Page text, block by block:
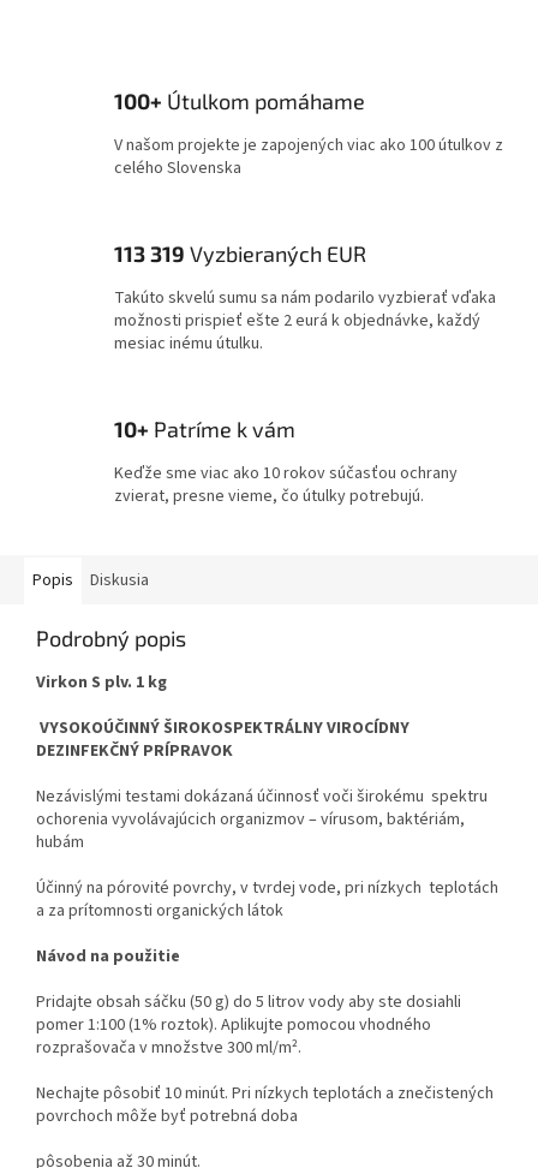
100+ Útulkom pomáhame
V našom projekte je zapojených viac ako 100 útulkov z
celého Slovenska
113 319 Vyzbieraných EUR
Takúto skvelú sumu sa nám podarilo vyzbierať vďaka
možnosti prispieť ešte 2 eurá k objednávke, každý
mesiac inému útulku.
10+ Patríme k vám
Keďže sme viac ako 10 rokov súčasťou ochrany
zvierat, presne vieme, čo útulky potrebujú.
Popis Diskusia
Podrobný popis
Virkon S plv. 1 kg
VYSOKOÚČINNÝ ŠIROKOSPEKTRÁLNY VIROCÍDNY
DEZINFEKČNÝ PRÍPRAVOK
Nezávislými testami dokázaná účinnosť voči širokému spektru
ochorenia vyvolávajúcich organizmov – vírusom, baktériám,
hubám
Účinný na pórovité povrchy, v tvrdej vode, pri nízkych teplotách
a za prítomnosti organických látok
Návod na použitie
Pridajte obsah sáčku (50 g) do 5 litrov vody aby ste dosiahli
pomer 1:100 (1% roztok). Aplikujte pomocou vhodného
rozprašovača v množstve 300 ml/m².
Nechajte pôsobiť 10 minút. Pri nízkych teplotách a znečistených
povrchoch môže byť potrebná doba
pôsobenia až 30 minút.